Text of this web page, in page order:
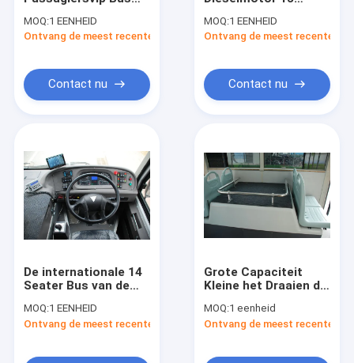
van Aero van de
Luchthavenpendel
MOQ:1 EENHEID
Ontvang de meest recente Prijs
Contact nu
Luchthavenschort
met
MOQ:1 EENHEID
Ontvang de meest recente
Contact nu
De internationale 14
Seater Bus van de
met 190H52-Lood -
Zure Batterij
MOQ:1 EENHEID
Ontvang de meest recente Prijs
Grote Capaciteit
Kleine het Draaien de
Straalluchthaven
MOQ:1 eenheid
Ontvang de meest recente